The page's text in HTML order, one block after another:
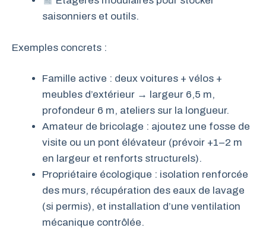
saisonniers et outils.
Exemples concrets :
Famille active : deux voitures + vélos +
meubles d’extérieur → largeur 6,5 m,
profondeur 6 m, ateliers sur la longueur.
Amateur de bricolage : ajoutez une fosse de
visite ou un pont élévateur (prévoir +1–2 m
en largeur et renforts structurels).
Propriétaire écologique : isolation renforcée
des murs, récupération des eaux de lavage
(si permis), et installation d’une ventilation
mécanique contrôlée.